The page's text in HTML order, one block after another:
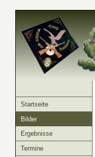
Startseite
Bilder
Ergebnisse
Termine